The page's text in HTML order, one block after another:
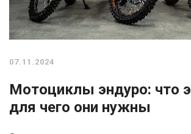
07.11.2024
Мотоциклы эндуро: что
для чего они нужны